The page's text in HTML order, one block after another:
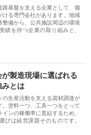
路基盤を支える企業として、舗
ける専門会社があります。地域
整備から、公共施設周辺の環境
績を持つ企業の取り組みと、
製造現場に選ばれる
みとは
の生産活動を支える資材調達が
。塗料一つ、工具一つをとって
ンの稼働率に直結するため、
びは経営課題そのものです。